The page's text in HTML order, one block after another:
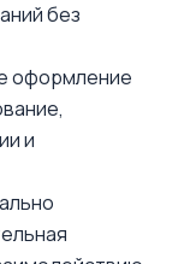
без
оформление
и